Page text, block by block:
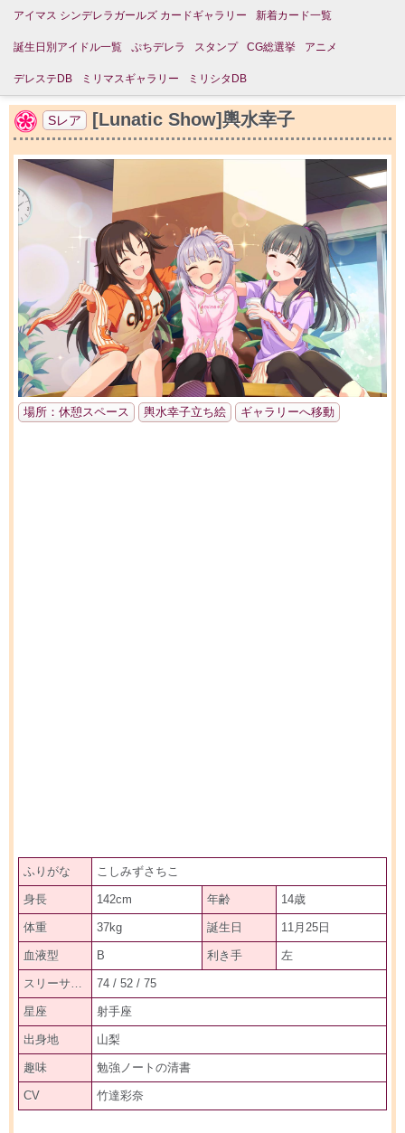
アイマス シンデレラガールズ カードギャラリー 新着カード一覧
誕生日別アイドル一覧 ぷちデレラ スタンプ CG総選挙 アニメ
デレステDB ミリマスギャラリー ミリシタDB
Sレア [Lunatic Show]輿水幸子
場所：休憩スペース 輿水幸子立ち絵 ギャラリーへ移動
ふりがな こしみずさちこ
身長 142cm 年齢 14歳
体重 37kg 誕生日 11月25日
血液型 B 利き手 左
74 / 52 / 75
星座 射手座
出身地 山梨
趣味 勉強ノートの清書
CV 竹達彩奈